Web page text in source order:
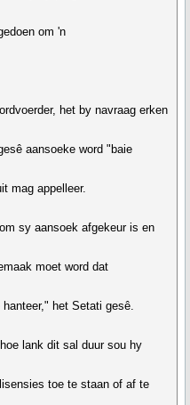
om 'n
het by navraag erken
aansoeke word "baie
mag appelleer.
sy aansoek afgekeur is en
moet word dat
het Setati gesê.
lank dit sal duur sou hy
toe te staan of af te